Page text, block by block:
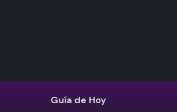
Guía de Hoy